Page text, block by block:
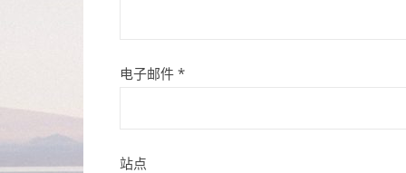
电子邮件 *
站点